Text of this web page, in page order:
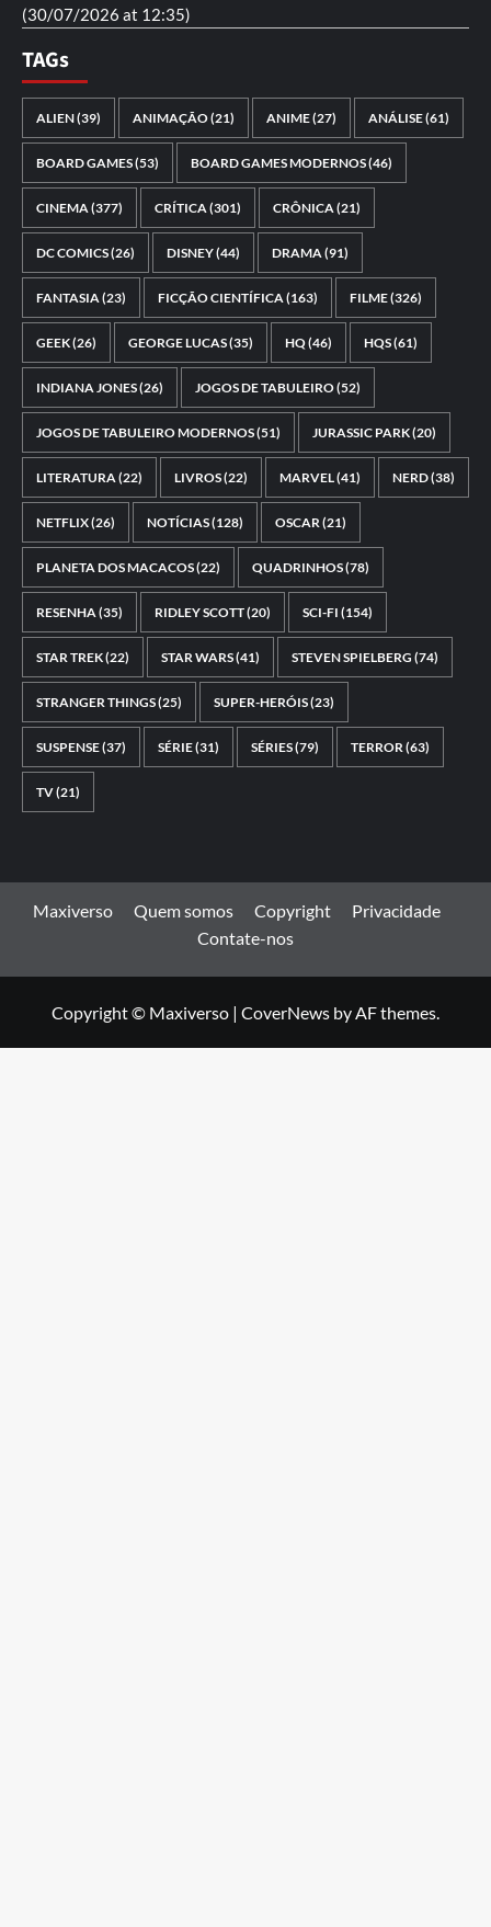
(30/07/2026 at 12:35)
TAGs
ALIEN(39) ANIMAÇÃO(21) ANIME(27) ANÁLISE(61)
BOARD GAMES(53) BOARD GAMES MODERNOS(46)
CINEMA(377) CRÍTICA(301) CRÔNICA(21)
DC COMICS(26) DISNEY(44) DRAMA(91)
FANTASIA(23) FICÇÃO CIENTÍFICA(163) FILME(326)
GEEK(26) GEORGE LUCAS(35) HQ(46) HQS(61)
INDIANA JONES(26) JOGOS DE TABULEIRO(52)
JOGOS DE TABULEIRO MODERNOS(51) JURASSIC PARK(20)
LITERATURA(22) LIVROS(22) MARVEL(41) NERD(38)
NETFLIX(26) NOTÍCIAS(128) OSCAR(21)
PLANETA DOS MACACOS(22) QUADRINHOS(78)
RESENHA(35) RIDLEY SCOTT(20) SCI-FI (154)
STAR TREK(22) STAR WARS(41) STEVEN SPIELBERG (74)
STRANGER THINGS(25) SUPER-HERÓIS(23)
SUSPENSE(37) SÉRIE(31) SÉRIES(79) TERROR(63)
TV(21)
Maxiverso Quem somos Copyright
Privacidade
Contate-nos
Copyright © Maxiverso | CoverNews by AF themes.